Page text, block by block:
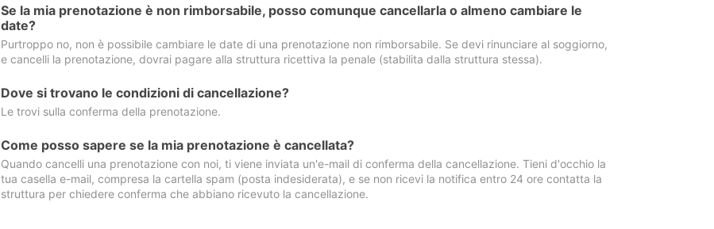
Se la mia prenotazione è non rimborsabile, posso comunque cancellarla o almeno cambiare le
date?
Purtroppo no, non è possibile cambiare le date di una prenotazione non rimborsabile. Se devi rinunciare al soggiorno,
e cancelli la prenotazione, dovrai pagare alla struttura ricettiva la penale (stabilita dalla struttura stessa).
Dove si trovano le condizioni di cancellazione?
Le trovi sulla conferma della prenotazione.
Come posso sapere se la mia prenotazione è cancellata?
Quando cancelli una prenotazione con noi, ti viene inviata un'e-mail di conferma della cancellazione. Tieni d'occhio la
tua casella e-mail, compresa la cartella spam (posta indesiderata), e se non ricevi la notifica entro 24 ore contatta la
struttura per chiedere conferma che abbiano ricevuto la cancellazione.